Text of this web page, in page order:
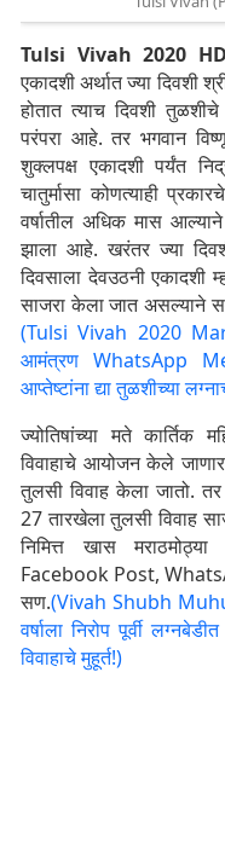
Tulsi Vivah 2020
एकादशी अर्थात ज्या दिवशी
होतात त्याच दिवशी
परंपरा आहे. तर भगवान
शुक्लपक्ष एकादशी पर्यंत
चातुर्मासा कोणत्याही
वर्षातील अधिक मास आल्याने
झाला आहे. खरंतर ज्या
दिवसाला देवउठनी एकादशी
साजरा केला जात असल्याने
(Tulsi Vivah 2020
आमंत्रण WhatsApp
आप्तेष्टांना द्या तुळशीच्या
ज्योतिषांच्या मते कार्तिक
विवाहाचे आयोजन केले जाणार
तुलसी विवाह केला जातो. तर
27 तारखेला तुलसी विवाह
निमित्त खास
Facebook Post,
सण.(Vivah Shubh
वर्षाला निरोप पूर्वी
विवाहाचे मुहूर्त!)